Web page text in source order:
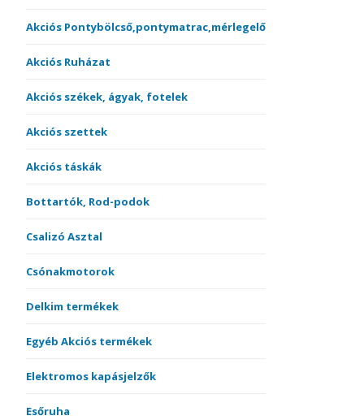
Akciós Pontybölcső,pontymatrac,mérlegelő
Akciós Ruházat
Akciós székek, ágyak, fotelek
Akciós szettek
Akciós táskák
Bottartók, Rod-podok
Csalizó Asztal
Csónakmotorok
Delkim termékek
Egyéb Akciós termékek
Elektromos kapásjelzők
Esőruha